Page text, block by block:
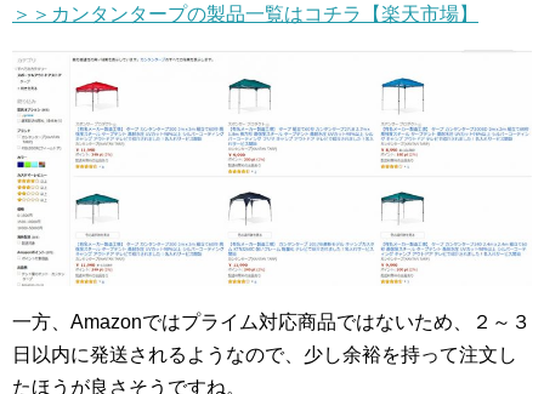
＞＞カンタンタープの製品一覧はコチラ【楽天市場】
一方、Amazonではプライム対応商品ではないため、２～３
日以内に発送されるようなので、少し余裕を持って注文し
たほうが良さそうですね。